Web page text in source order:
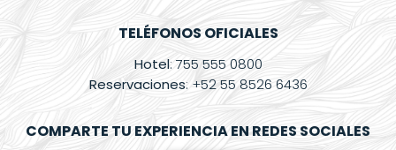
TELÉFONOS OFICIALES
Hotel: 755 555 0800
Reservaciones: +52 55 8526 6436
COMPARTE TU EXPERIENCIA EN REDES SOCIALES